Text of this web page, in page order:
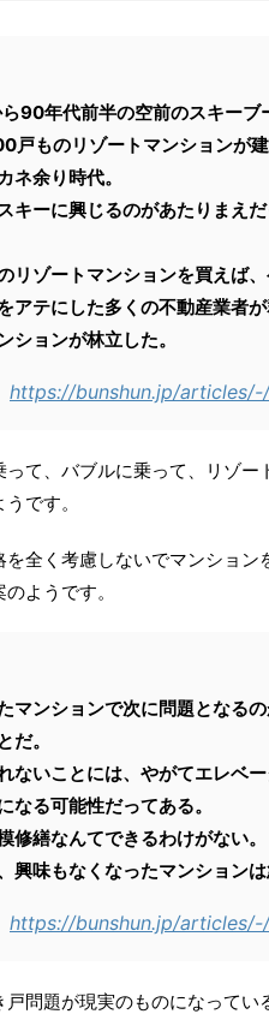
90年代前半の空前のスキー
戸ものリゾートマンションが建
ネ余り時代。
キーに興じるのがあたりまえ
リゾートマンションを買えば
アテにした多くの不動産業者
ションが林立した。
https://bunshun.jp/articles/-/
って、バブルに乗って、リゾ
です。
を全く考慮しないでマンショ
ようです。
マンションで次に問題となる
だ。
ないことには、やがてエレベ
なる可能性だってある。
修繕なんてできるわけがない。
興味もなくなったマンションは
https://bunshun.jp/articles/-/
問題が現実のものになってい